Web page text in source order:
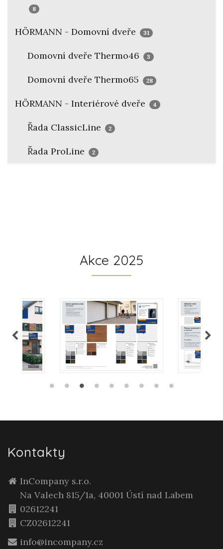
8
HÖRMANN - Domovní dveře 31
Domovní dveře Thermo46 3
Domovní dveře Thermo65 28
HÖRMANN - Interiérové dveře 4
Řada ClassicLine 2
Řada ProLine 2
Akce 2025
Kontakty
InCompany s.r.o.
Na Valech 815/1a, 40001 Ústí nad Labem
02612241
CZ02612241
info@incompany.cz